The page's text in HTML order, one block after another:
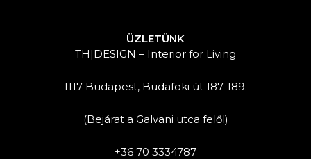
ÜZLETÜNK
TH|DESIGN – Interior for Living
1117 Budapest, Budafoki út 187-189.
(Bejárat a Galvani utca felől)
+36 70 3334787